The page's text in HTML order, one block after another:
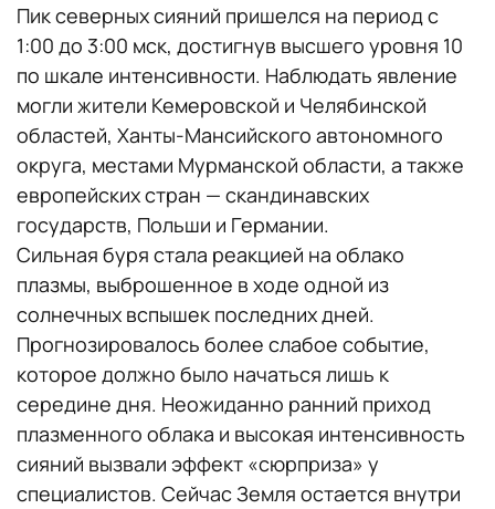
Пик северных сияний пришелся на период с
1:00 до 3:00 мск, достигнув высшего уровня 10
по шкале интенсивности. Наблюдать явление
могли жители Кемеровской и Челябинской
областей, Ханты-Мансийского автономного
округа, местами Мурманской области, а также
европейских стран — скандинавских
государств, Польши и Германии.
Сильная буря стала реакцией на облако
плазмы, выброшенное в ходе одной из
солнечных вспышек последних дней.
Прогнозировалось более слабое событие,
которое должно было начаться лишь к
середине дня. Неожиданно ранний приход
плазменного облака и высокая интенсивность
сияний вызвали эффект «сюрприза» у
специалистов. Сейчас Земля остается внутри